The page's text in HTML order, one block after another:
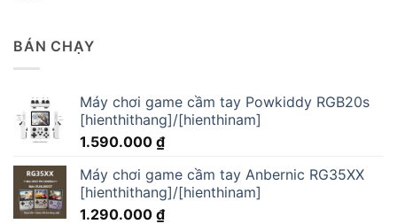
BÁN CHẠY
Máy chơi game cầm tay Powkiddy RGB20s
[hienthithang]/[hienthinam]
1.590.000 ₫
Máy chơi game cầm tay Anbernic RG35XX
[hienthithang]/[hienthinam]
1.290.000 ₫